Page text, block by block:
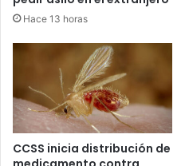
Hace 13 horas
CCSS inicia distribución de